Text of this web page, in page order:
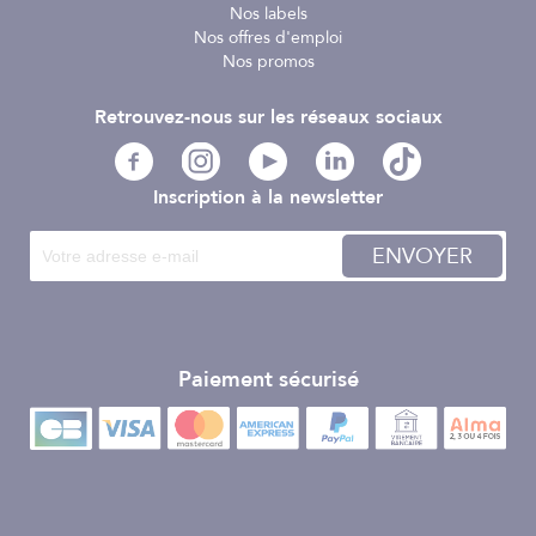
Les mêmes cartes marines détaillées sont également
disponibles avec l'application Navionics Boating sur votre
télécharger l'application et d'acheter les cartes de votre
choix pour accéder à des cartes de qualité supérieure
directement depuis votre téléphone ou votre tablette. La
fonction Plotter Sync vous permet de transférer des routes
et des waypoints, de mettre à jour des cartes et bien plus
encore entre votre carte de traceur et l'appli Navionics
Boating - sans fil. Vous pouvez même activer ou renouveler
votre abonnement de cartographie.
Nos labels
Nos offres d'emploi
Nos promos
Inscription à la newsletter
ENVOYER
Paiement sécurisé
Retrouvez-nous sur les réseaux sociaux